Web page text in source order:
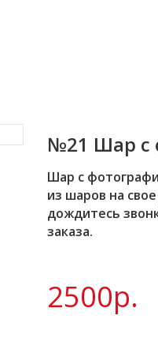
№21 Шар с
Шар с
из шаров на
дождитесь
заказа.
2500р.